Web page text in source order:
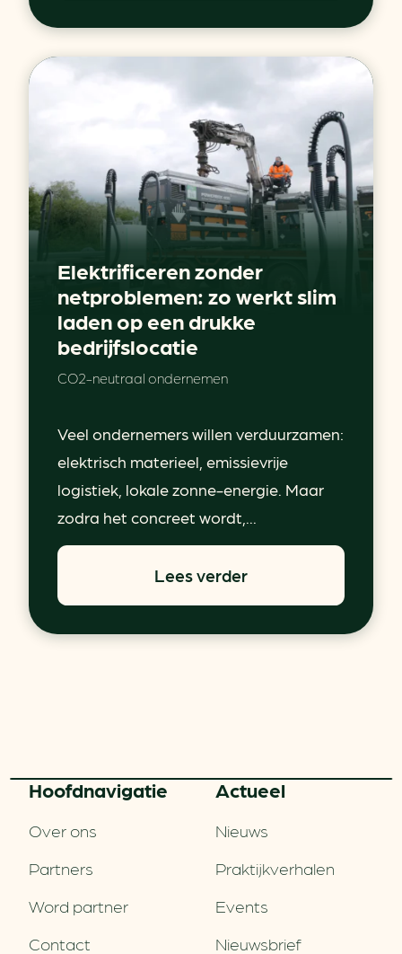
Elektrificeren zonder
netproblemen: zo werkt slim
laden op een drukke
bedrijfslocatie
CO2-neutraal ondernemen
Veel ondernemers willen verduurzamen:
elektrisch materieel, emissievrije
logistiek, lokale zonne-energie. Maar
zodra het concreet wordt,...
Lees verder
Hoofd­navigatie
Over ons
Partners
Word partner
Contact
Actueel
Nieuws
Praktijkverhalen
Events
Nieuwsbrief